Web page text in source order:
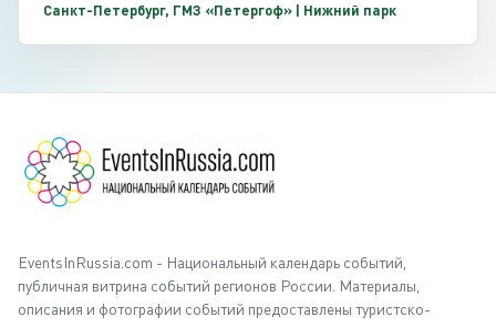
Санкт-Петербург, ГМЗ «Петергоф» | Нижний парк
EventsInRussia.com - Национальный календарь событий,
публичная витрина событий регионов России. Материалы,
описания и фотографии событий предоставлены туристско-